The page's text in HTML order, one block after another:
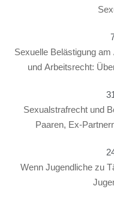
Sexuelle Belästigung
und Arbeitsrecht:
Sexualstrafrecht und
Paaren, Ex-
Wenn Jugendliche zu